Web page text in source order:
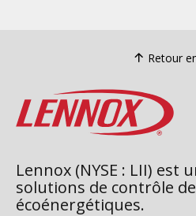
Retour
Lennox (NYSE : LII) est
solutions de contrôle
écoénergétiques.